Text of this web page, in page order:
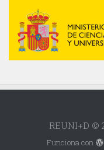
REUNI+D ©
Funciona con